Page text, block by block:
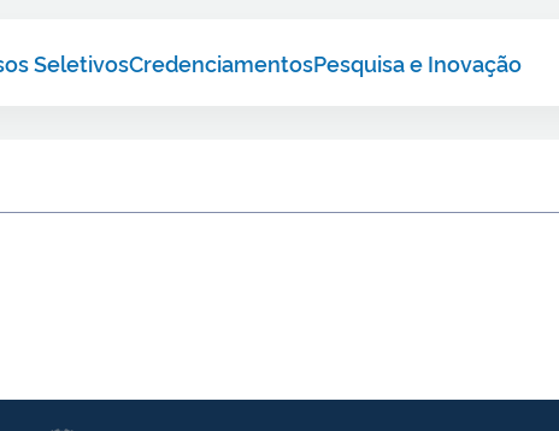
SeletivosCredenciamentosPesquisa e Inovação